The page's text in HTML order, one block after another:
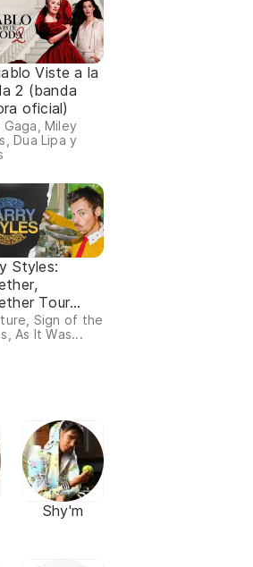
Viste a la
2 (banda
oficial)
Gaga, Miley
Dua Lipa y
Styles:
Tour
completo)
Sign of the
As It Was...
Shy'm